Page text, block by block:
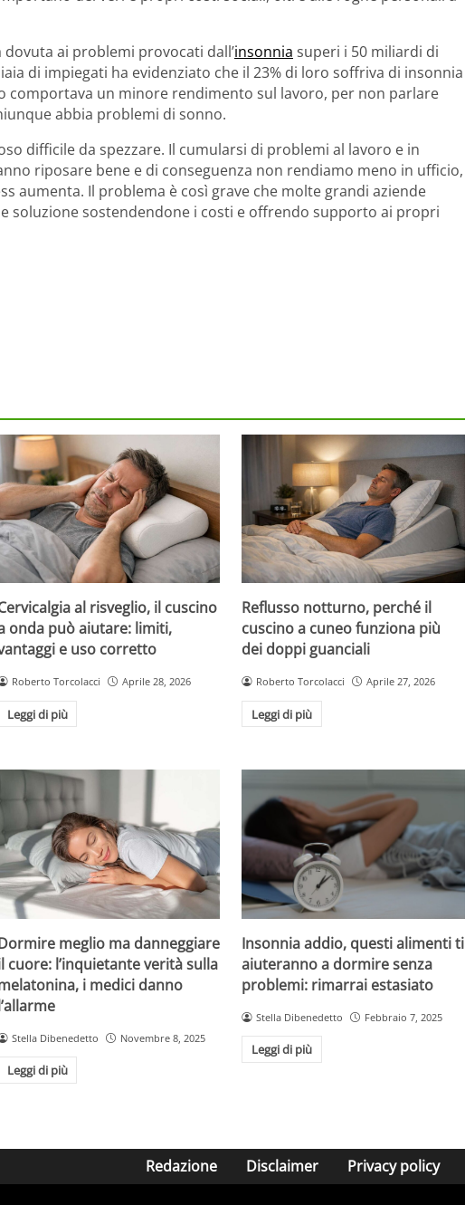
ai problemi provocati dall’insonnia superi i 50 miliardi di
di impiegati ha evidenziato che il 23% di loro soffriva di insonnia
comportava un minore rendimento sul lavoro, per non parlare
abbia problemi di sonno.
difficile da spezzare. Il cumularsi di problemi al lavoro e in
riposare bene e di conseguenza non rendiamo meno in ufficio,
aumenta. Il problema è così grave che molte grandi aziende
soluzione sostendendone i costi e offrendo supporto ai propri
al risveglio, il cuscino
onda può aiutare: limiti,
e uso corretto
Roberto Torcolacci Aprile 28, 2026
Leggi di più
Reflusso notturno, perché il
cuscino a cuneo funziona più
dei doppi guanciali
Roberto Torcolacci Aprile 27, 2026
Leggi di più
meglio ma danneggiare
cuore: l’inquietante verità sulla
i medici danno
Stella Dibenedetto Novembre 8, 2025
Leggi di più
Insonnia addio, questi alimenti ti
aiuteranno a dormire senza
problemi: rimarrai estasiato
Stella Dibenedetto Febbraio 7, 2025
Leggi di più
Redazione Disclaimer Privacy policy